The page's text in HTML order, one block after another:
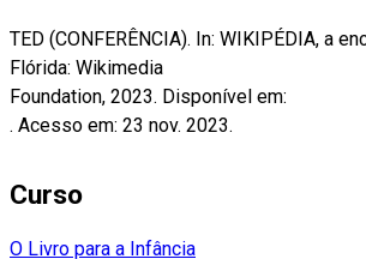
TED (CONFERÊNCIA). In: WIKIPÉDIA, a
Flórida: Wikimedia
Foundation, 2023. Disponível em:
. Acesso em: 23 nov. 2023.
Curso
O Livro para a Infância